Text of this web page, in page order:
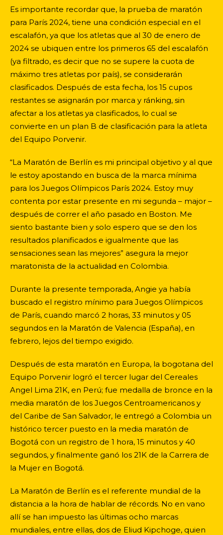
Es importante recordar que, la prueba de maratón
para París 2024, tiene una condición especial en el
escalafón, ya que los atletas que al 30 de enero de
2024 se ubiquen entre los primeros 65 del escalafón
(ya filtrado, es decir que no se supere la cuota de
máximo tres atletas por país), se considerarán
clasificados. Después de esta fecha, los 15 cupos
restantes se asignarán por marca y ránking, sin
afectar a los atletas ya clasificados, lo cual se
convierte en un plan B de clasificación para la atleta
del Equipo Porvenir.
“La Maratón de Berlín es mi principal objetivo y al que
le estoy apostando en busca de la marca mínima
para los Juegos Olímpicos París 2024. Estoy muy
contenta por estar presente en mi segunda – major –
después de correr el año pasado en Boston. Me
siento bastante bien y solo espero que se den los
resultados planificados e igualmente que las
sensaciones sean las mejores” asegura la mejor
maratonista de la actualidad en Colombia.
Durante la presente temporada, Angie ya había
buscado el registro mínimo para Juegos Olímpicos
de París, cuando marcó 2 horas, 33 minutos y 05
segundos en la Maratón de Valencia (España), en
febrero, lejos del tiempo exigido.
Después de esta maratón en Europa, la bogotana del
Equipo Porvenir logró el tercer lugar del Cereales
Angel Lima 21K, en Perú; fue medalla de bronce en la
media maratón de los Juegos Centroamericanos y
del Caribe de San Salvador, le entregó a Colombia un
histórico tercer puesto en la media maratón de
Bogotá con un registro de 1 hora, 15 minutos y 40
segundos, y finalmente ganó los 21K de la Carrera de
la Mujer en Bogotá.
La Maratón de Berlín es el referente mundial de la
distancia a la hora de hablar de récords. No en vano
allí se han impuesto las últimas ocho marcas
mundiales, entre ellas, dos de Eliud Kipchoge, quien